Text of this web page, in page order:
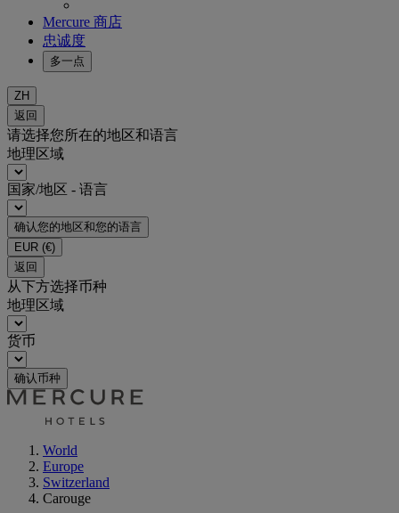
Mercure 商店
忠诚度
多一点
ZH
返回
请选择您所在的地区和语言
地理区域
国家/地区 - 语言
确认您的地区和您的语言
EUR (€)
返回
从下方选择币种
地理区域
货币
确认币种
World
Europe
Switzerland
Carouge